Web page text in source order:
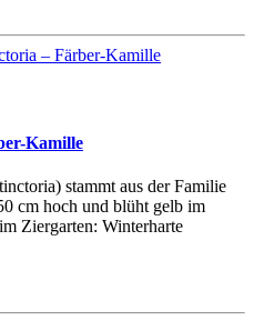
Kamille
stammt aus der Familie
cm hoch und blüht gelb im
Ziergarten: Winterharte